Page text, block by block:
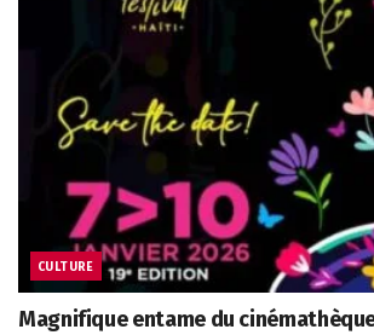
CULTURE
Magnifique entame du